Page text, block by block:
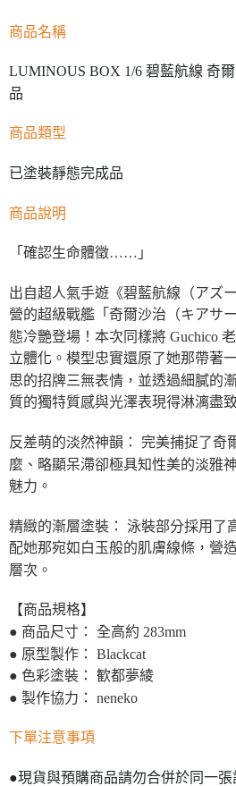
商品名稱
LUMINOUS BOX 1/6 碧藍航線 奇
品
商品類型
已塗裝靜態完成品
商品說明
「確認生命體徵……」
出自超人氣手遊《碧藍航線（アズ
營的超級戰艦「奇爾沙治（キアサ
態冷艷登場！本次同樣將 Guchico
立體化。模型忠實還原了她那帶著
思的招牌三無表情，並透過細膩的
質的獨特質感與光澤表現得淋漓盡
反差萌的淡然神韻： 完美捕捉了奇
麼、略顯呆滯卻極具知性美的淡雅
魅力。
精緻的漸層塗裝： 泳裝部分採用了
配她那宛如白玉般的肌膚線條，營
層次。
【商品規格】
● 商品尺寸： 全高約 283mm
● 原型製作： Blackcat
● 色彩塗裝： 歓都夢綾
● 製作協力： neneko
下單注意事項
●現貨與預購商品請勿合併於同一張